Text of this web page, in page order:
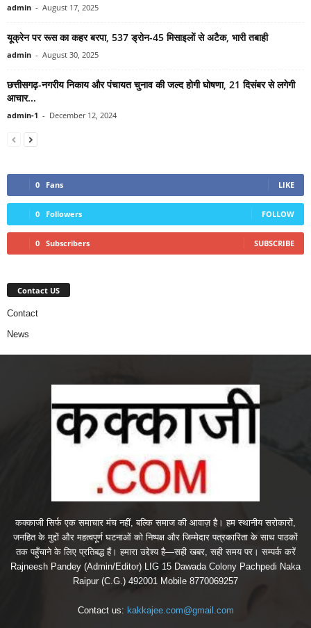
admin - August 17, 2025
यूक्रेन पर रूस का कहर बरपा, 537 ड्रोन-45 मिसाइलों से अटैक, भारी तबाही
admin - August 30, 2025
छत्तीसगढ़-नगरीय निकाय और पंचायत चुनाव की जल्द होगी घोषणा, 21 दिसंबर से लगेगी
आचार...
admin-1 - December 12, 2024
0 Fans LIKE
0 Followers FOLLOW
0 Subscribers SUBSCRIBE
Contact US
Contact
News
कक्काजी सिर्फ एक समाचार मंच नहीं, बल्कि समाज की आवाज़ है। हम स्थानीय सरोकारों,
जनहित के मुद्दों और महत्वपूर्ण घटनाओं को निष्पक्ष और जिम्मेदार पत्रकारिता के साथ पाठकों
तक पहुँचाने के लिए प्रतिबद्ध हैं। हमारा उद्देश्य है—सही खबर, सही समय पर। सम्पर्क करें
Rajneesh Pandey (Admin/Editor) LIG 15 Dawada Colony Pachpedi Naka
Raipur (C.G.) 492001 Mobile 8770069257
Contact us: kakkajee.com@gmail.com